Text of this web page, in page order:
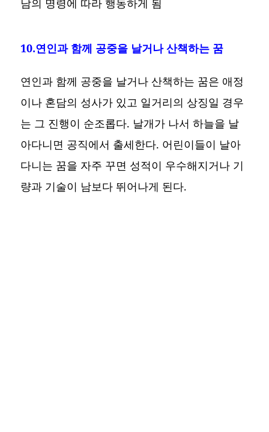
10.연인과 함께 공중을 날거나 산책하는 꿈
연인과 함께 공중을 날거나 산책하는 꿈은 애정
이나 혼담의 성사가 있고 일거리의 상징일 경우
는 그 진행이 순조롭다. 날개가 나서 하늘을 날
아다니면 공직에서 출세한다. 어린이들이 날아
다니는 꿈을 자주 꾸면 성적이 우수해지거나 기
량과 기술이 남보다 뛰어나게 된다.